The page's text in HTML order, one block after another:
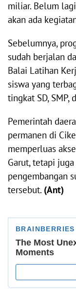
miliar. Belum
akan ada
Sebelumnya,
sudah berjalan
Balai Latihan
siswa yang
tingkat SD, SMP,
Pemerintah
permanen di
memperluas
Garut, tetapi
pengembangan
tersebut. (Ant)